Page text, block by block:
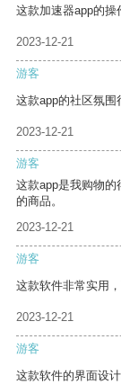
这款加速器app的操
2023-12-21
游客
这款app的社区氛围
2023-12-21
游客
这款app是我购物
的商品。
2023-12-21
游客
这款软件非常实用
2023-12-21
游客
这款软件的界面设